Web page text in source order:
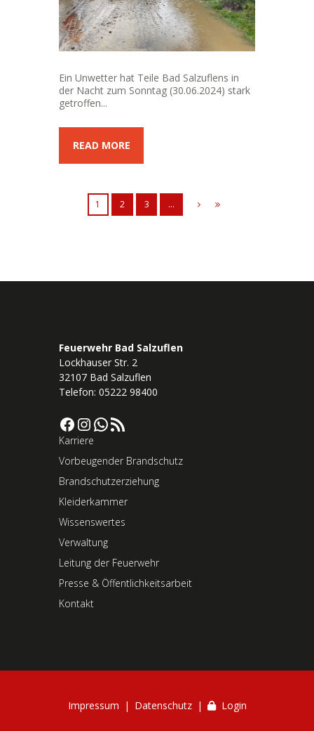
Ein Unwetter hat Teile Bad Salzuflens in
der Nacht zum Sonntag (30.06.2024) stark
getroffen...
READ MORE
1 2 3 …
Feuerwehr Bad Salzuflen
Lockhauser Str. 2
32107 Bad Salzuflen
Telefon: 05222 98400
Facebook InstagramWhatsApp RSS-Feed
Karriere
Vorbeugender Brandschutz
Brandschutzerziehung
Kleiderkammer
Wissenswertes
Verwaltung
Leitung der Feuerwehr
Presse & Öffentlichkeitsarbeit
Kontakt
Impressum Datenschutz Login